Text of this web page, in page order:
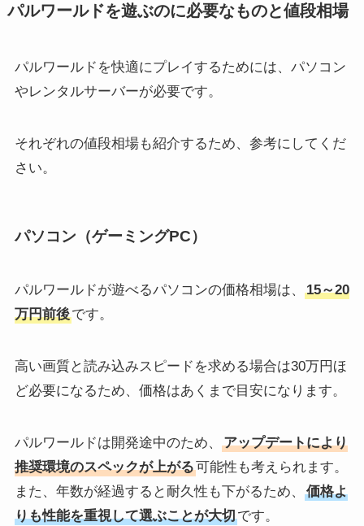
パルワールドを遊ぶのに必要なものと値段相場
パルワールドを快適にプレイするためには、パソコン
やレンタルサーバーが必要です。
それぞれの値段相場も紹介するため、参考にしてくだ
さい。
パソコン（ゲーミングPC）
パルワールドが遊べるパソコンの価格相場は、
15～20
万円前後です。
高い画質と読み込みスピードを求める場合は30万円ほ
ど必要になるため、価格はあくまで目安になります。
パルワールドは開発途中のため、
アップデートにより
推奨環境のスペックが上がる可能性も考えられます。
また、年数が経過すると耐久性も下がるため、
価格よ
りも性能を重視して選ぶことが大切です。